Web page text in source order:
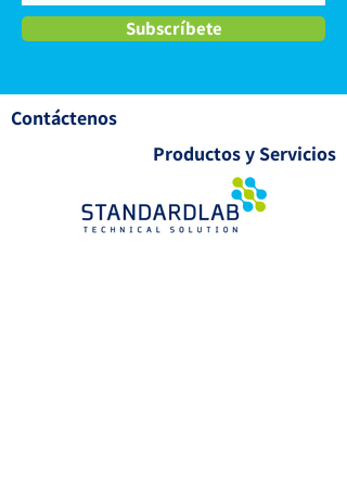
Subscríbete
Contáctenos
Productos y Servicios